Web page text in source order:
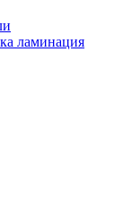
ламинация